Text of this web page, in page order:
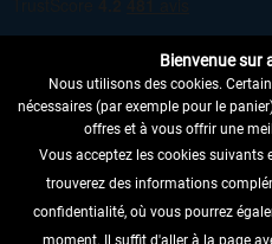
RENONCER AU CONTRAT ICI
INFORMATIONS
Bienvenue sur
Nous utilisons des cookies.
nécessaires (par exemple pour le
offres et à vous offrir une
Vous acceptez les cookies
trouverez des informations
confidentialité, où vous pourrez
moment. Il suffit d'aller à la page